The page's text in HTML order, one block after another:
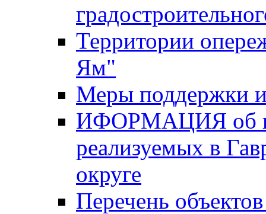
Территории
Ям"
Меры поддержки
ИФОРМАЦИЯ об
реализуемых в
округе
Перечень